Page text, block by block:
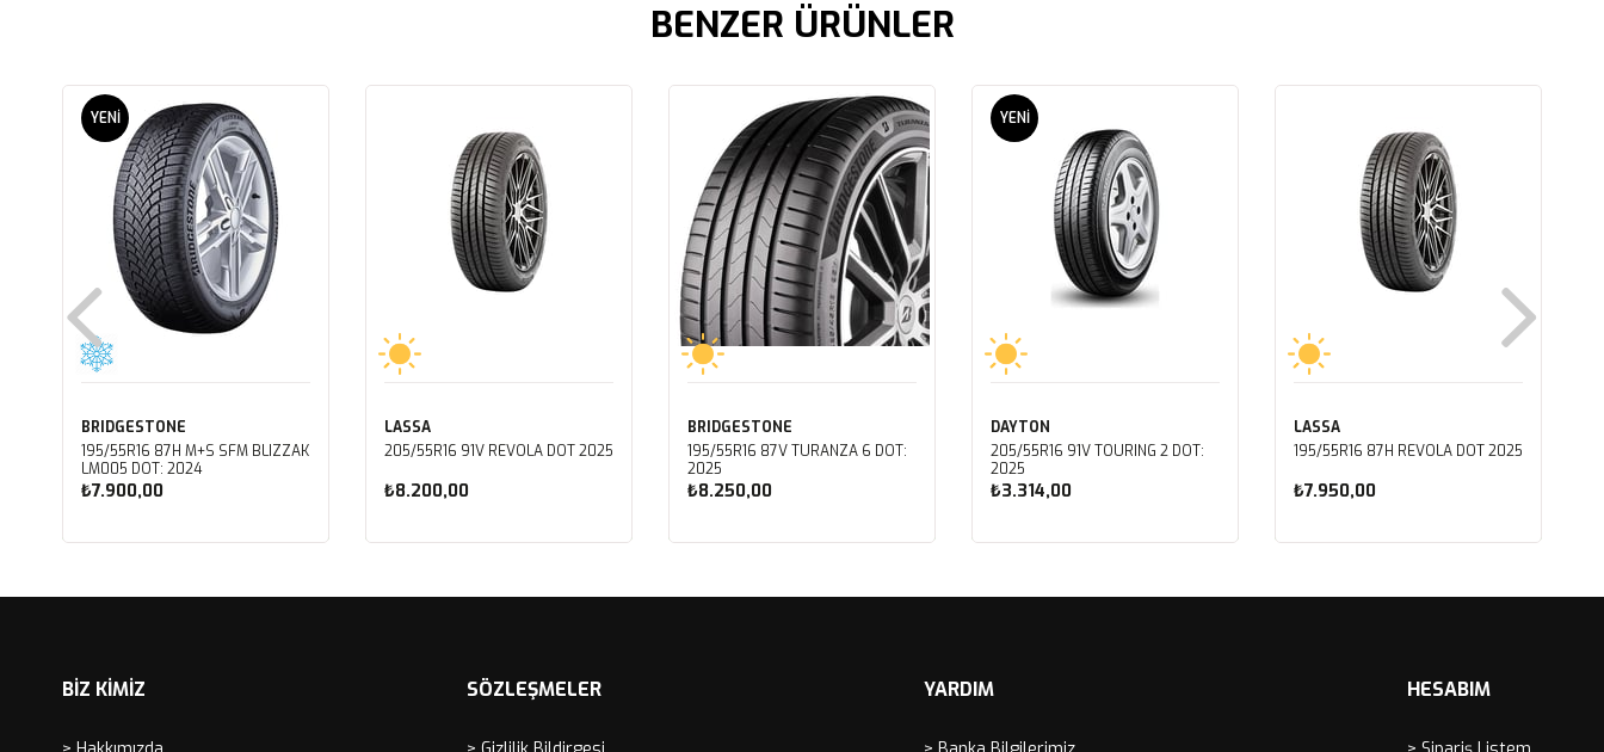
BENZER ÜRÜNLER
BRIDGESTONE
195/55R16 87H M+S SFM BLIZZAK
LM005 DOT: 2024
₺7.900,00
YENI
ÜRÜN
LASSA
205/55R16 91V REVOLA DOT 2025
₺8.200,00
BRIDGESTONE
195/55R16 87V TURANZA 6 DOT:
2025
₺8.250,00
DAYTON
205/55R16 91V TOURING 2 DOT:
2025
₺3.314,00
YENI
LASSA
195/55R16 87H REVOLA DOT 2025
₺7.950,00
BİZ KİMİZ SÖZLEŞMELER YARDIM HESABIM